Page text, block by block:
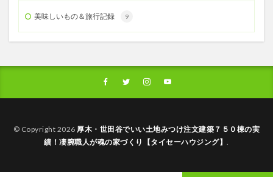
美味しいもの＆旅行記録 9
© Copyright 2026 厚木・世田谷でいい土地みつけ注文建築７５０棟の実
績！凄腕職人が魂の家づくり【タイセーハウジング】